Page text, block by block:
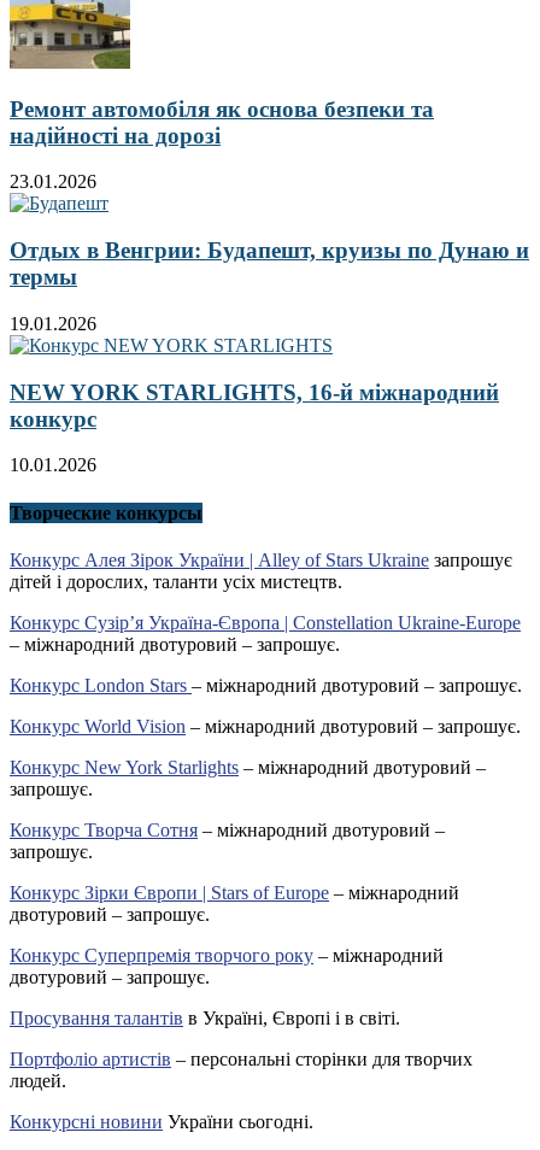
Ремонт автомобіля як основа безпеки та
надійності на дорозі
23.01.2026
Отдых в Венгрии: Будапешт, круизы по Дунаю и
термы
19.01.2026
NEW YORK STARLIGHTS, 16-й міжнародний
конкурс
10.01.2026
Творческие конкурсы
Конкурс Алея Зірок України | Alley of Stars Ukraine запрошує
дітей і дорослих, таланти усіх мистецтв.
Конкурс Сузір’я Україна-Європа | Constellation Ukraine-Europe
– міжнародний двотуровий – запрошує.
Конкурс London Stars – міжнародний двотуровий – запрошує.
Конкурс World Vision – міжнародний двотуровий – запрошує.
Конкурс New York Starlights – міжнародний двотуровий –
запрошує.
Конкурс Творча Сотня – міжнародний двотуровий –
запрошує.
Конкурс Зірки Європи | Stars of Europe – міжнародний
двотуровий – запрошує.
Конкурс Суперпремія творчого року – міжнародний
двотуровий – запрошує.
Просування талантів в Україні, Європі і в світі.
Портфоліо артистів – персональні сторінки для творчих
людей.
Конкурсні новини України сьогодні.